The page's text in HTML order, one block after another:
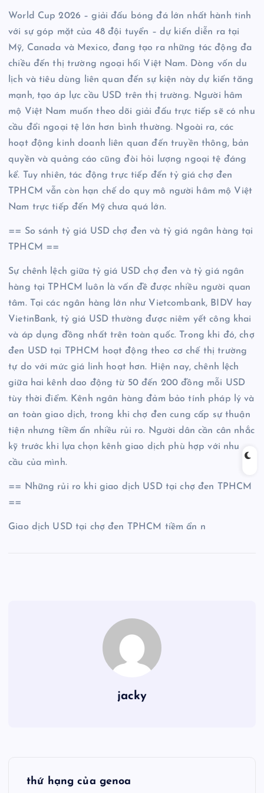
World Cup 2026 – giải đấu bóng đá lớn nhất hành tinh
với sự góp mặt của 48 đội tuyển – dự kiến diễn ra tại
Mỹ, Canada và Mexico, đang tạo ra những tác động đa
chiều đến thị trường ngoại hối Việt Nam. Dòng vốn du
lịch và tiêu dùng liên quan đến sự kiện này dự kiến tăng
mạnh, tạo áp lực cầu USD trên thị trường. Người hâm
mộ Việt Nam muốn theo dõi giải đấu trực tiếp sẽ có nhu
cầu đổi ngoại tệ lớn hơn bình thường. Ngoài ra, các
hoạt động kinh doanh liên quan đến truyền thông, bản
quyền và quảng cáo cũng đòi hỏi lượng ngoại tệ đáng
kể. Tuy nhiên, tác động trực tiếp đến tỷ giá chợ đen
TPHCM vẫn còn hạn chế do quy mô người hâm mộ Việt
Nam trực tiếp đến Mỹ chưa quá lớn.
== So sánh tỷ giá USD chợ đen và tỷ giá ngân hàng tại
TPHCM ==
Sự chênh lệch giữa tỷ giá USD chợ đen và tỷ giá ngân
hàng tại TPHCM luôn là vấn đề được nhiều người quan
tâm. Tại các ngân hàng lớn như Vietcombank, BIDV hay
VietinBank, tỷ giá USD thường được niêm yết công khai
và áp dụng đồng nhất trên toàn quốc. Trong khi đó, chợ
đen USD tại TPHCM hoạt động theo cơ chế thị trường
tự do với mức giá linh hoạt hơn. Hiện nay, chênh lệch
giữa hai kênh dao động từ 50 đến 200 đồng mỗi USD
tùy thời điểm. Kênh ngân hàng đảm bảo tính pháp lý và
an toàn giao dịch, trong khi chợ đen cung cấp sự thuận
tiện nhưng tiềm ẩn nhiều rủi ro. Người dân cần cân nhắc
kỹ trước khi lựa chọn kênh giao dịch phù hợp với nhu
cầu của mình.
== Những rủi ro khi giao dịch USD tại chợ đen TPHCM
==
Giao dịch USD tại chợ đen TPHCM tiềm ẩn n
jacky
thứ hạng của genoa